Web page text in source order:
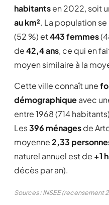
habitantsen 2022, soit
au km². La population
(52 %) et443 femmes
de42,4 ans, ce qui en
moyen similaire à la
Cette ville connaît une
démographiqueavec
entre 1968 (714
Les396 ménagesde
moyenne2,33
naturel annuel est de +1
décès par an).
Sources : INSEE (recensement